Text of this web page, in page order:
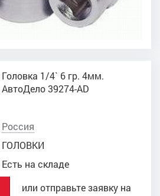
Головка 1/4` 6 гр. 4мм.
АвтоДело 39274-АD
Россия
ГОЛОВКИ
Есть на складе
или отправьте заявку на